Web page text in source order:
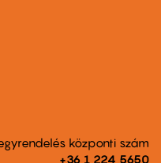
központi szám
+36 1 224 5650